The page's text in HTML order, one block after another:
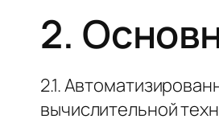
2.
2.1.
вычислительной